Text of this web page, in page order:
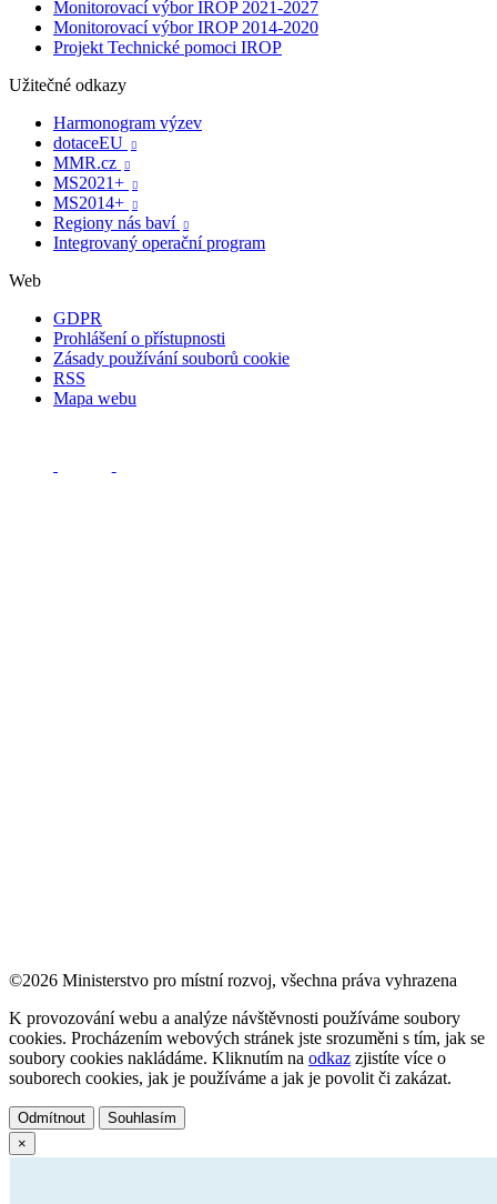
Monitorovací výbor IROP 2021-2027
Monitorovací výbor IROP 2014-2020
Projekt Technické pomoci IROP
Užitečné odkazy
Harmonogram výzev
dotaceEU

MMR.cz 
MS2021+ 
MS2014+ 
Regiony nás baví 
Integrovaný operační program
Web
GDPR
Prohlášení o přístupnosti
Zásady používání souborů cookie
RSS
Mapa webu
©2026 Ministerstvo pro místní rozvoj, všechna práva vyhrazena
K provozování webu a analýze návštěvnosti používáme soubory
cookies. Procházením webových stránek jste srozuměni s tím, jak se
soubory cookies nakládáme. Kliknutím na odkaz zjistíte více o
souborech cookies, jak je používáme a jak je povolit či zakázat.
Odmítnout
Souhlasím
×